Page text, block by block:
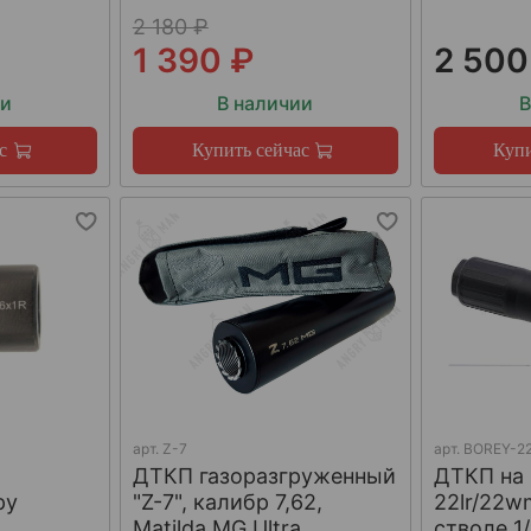
2 180 ₽
1 390 ₽
В наличии
Купить сейчас
2
арт. Z-7
ДТКП газоразгруженный
"Z-7", калибр 7,62,
арт. BOREY-
ДТКП на
22lr/